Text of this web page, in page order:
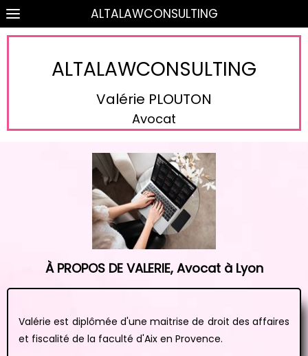
ALTALAWCONSULTING
ALTALAWCONSULTING
Valérie PLOUTON
Avocat
À PROPOS DE VALERIE, Avocat à Lyon
Valérie est diplômée d'une maitrise de droit des affaires
et fiscalité de la faculté d'Aix en Provence.